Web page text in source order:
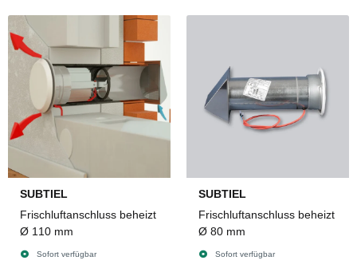
SUBTIEL
Frischluftanschluss beheizt
Ø 110 mm
Sofort verfügbar
SUBTIEL
Frischluftanschluss beheizt
Ø 80 mm
Sofort verfügbar